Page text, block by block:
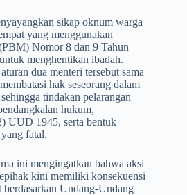
sikap oknum warga
yang menggunakan
Nomor 8 dan 9 Tahun
menghentikan ibadah.
dua menteri tersebut sama
hak seseorang dalam
tindakan pelarangan
hukum,
UUD 1945, serta bentuk
fatal.
ini mengingatkan bahwa aksi
kini memiliki konsekuensi
Undang-Undang